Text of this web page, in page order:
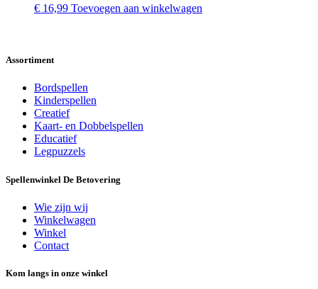
€ 16,99 Toevoegen aan winkelwagen
Assortiment
Bordspellen
Kinderspellen
Creatief
Kaart- en Dobbelspellen
Educatief
Legpuzzels
Spellenwinkel De Betover​ing
Wie zijn wij
Winkelwagen
Winkel
Contact
Kom langs in onze winkel